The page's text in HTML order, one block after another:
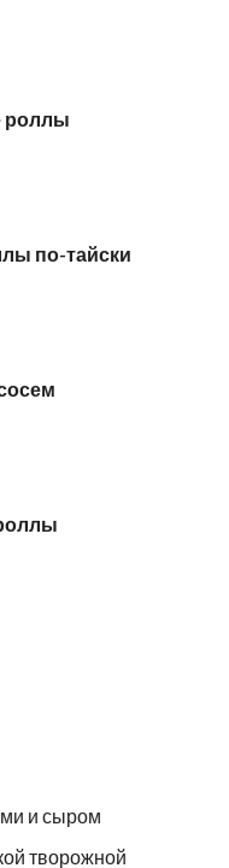
роллы
по-тайски
и сыром
творожной